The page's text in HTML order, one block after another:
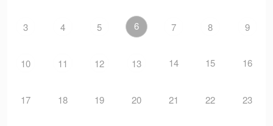
3 4 5 6 7 8 9
10 11 12 13 14 15 16
17 18 19 20 21 22 23